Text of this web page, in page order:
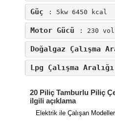
Güç : 5kw 6450 kcal
Motor Gücü : 230
Doğalgaz Çalışma
Lpg Çalışma Aralığı
20 Piliç Tamburlu Piliç
ilgili açıklama
Elektrik ile Çalışan